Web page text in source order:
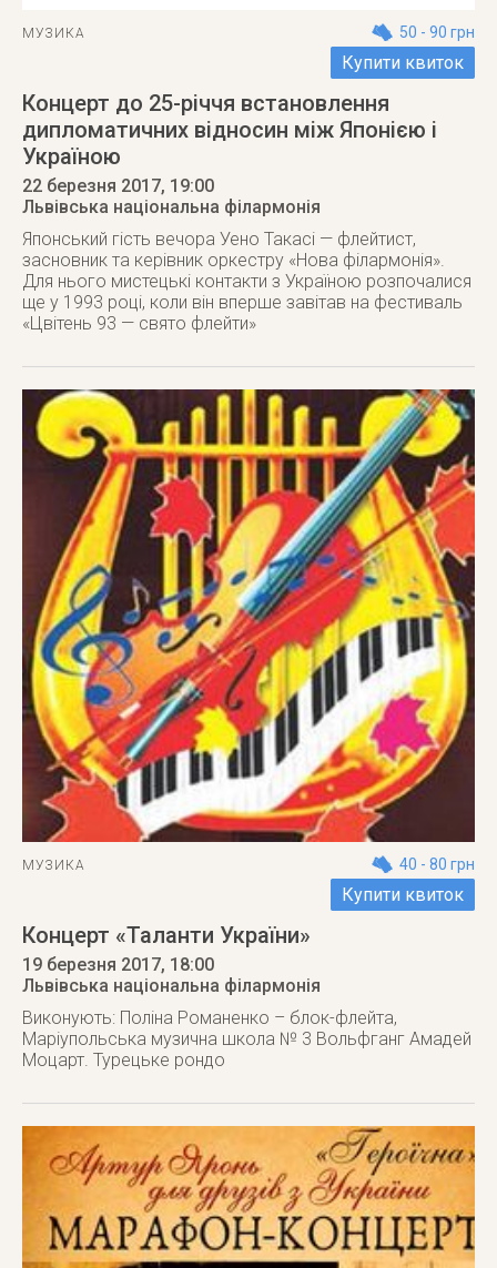
МУЗИКА 50 - 90 грн
Купити квиток
Концерт до 25-річчя встановлення
дипломатичних відносин між Японією і
Україною
22 березня 2017, 19:00
Львівська національна філармонія
Японський гість вечора Уено Такасі — флейтист,
засновник та керівник оркестру «Нова філармонія».
Для нього мистецькі контакти з Україною розпочалися
ще у 1993 році, коли він вперше завітав на фестиваль
«Цвітень 93 — свято флейти»
МУЗИКА 40 - 80 грн
Купити квиток
Концерт «Таланти України»
19 березня 2017, 18:00
Львівська національна філармонія
Виконують: Поліна Романенко – блок-флейта,
Маріупольська музична школа № 3 Вольфганг Амадей
Моцарт. Турецьке рондо